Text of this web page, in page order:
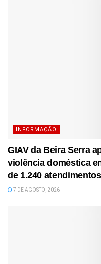
INFORMAÇÃO
GIAV da Beira Serra
violência doméstica
de 1.240 atendimentos
7 DE AGOSTO, 2026